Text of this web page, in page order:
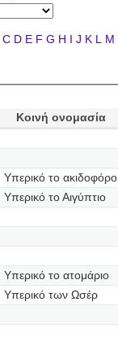
C D E F G H I J K L M
Κοινή ονομασία
Υπερικό το ακιδοφόρο
Υπερικό το Αιγύπτιο
Υπερικό το ατομάριο
Υπερικό των Ωσέρ